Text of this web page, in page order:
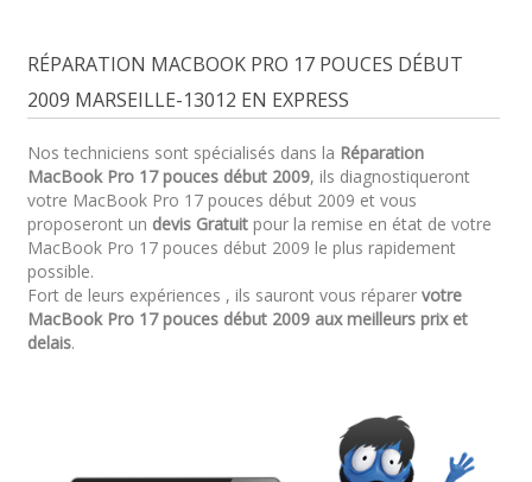
RÉPARATION MACBOOK PRO 17 POUCES DÉBUT
2009 MARSEILLE-13012 EN EXPRESS
Nos techniciens sont spécialisés dans la Réparation
MacBook Pro 17 pouces début 2009, ils diagnostiqueront
votre MacBook Pro 17 pouces début 2009 et vous
proposeront un devis Gratuitpour la remise en état de votre
MacBook Pro 17 pouces début 2009 le plus rapidement
possible.
Fort de leurs expériences , ils sauront vous réparer votre
MacBook Pro 17 pouces début 2009 aux meilleurs prix et
delais.